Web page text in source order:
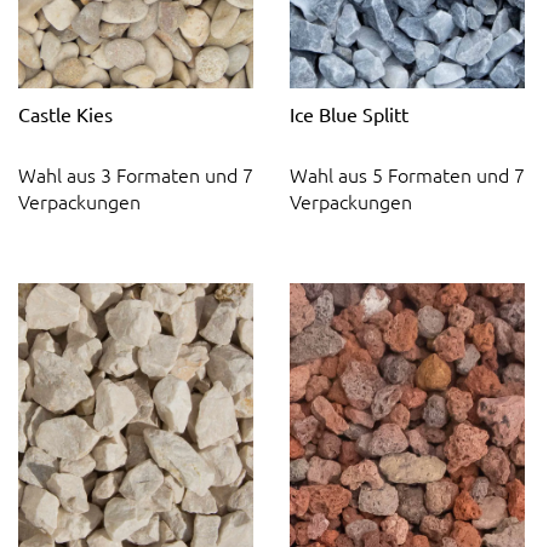
Castle Kies
Wahl aus 3 Formaten und 7
Verpackungen
Ice Blue Splitt
Wahl aus 5 Formaten und 7
Verpackungen